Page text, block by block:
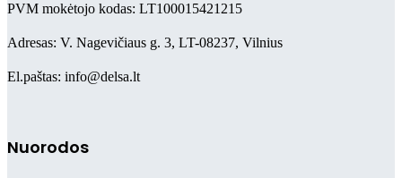
PVM mokėtojo kodas: LT100015421215
Adresas: V. Nagevičiaus g. 3, LT-08237, Vilnius
El.paštas: info@delsa.lt
Nuorodos